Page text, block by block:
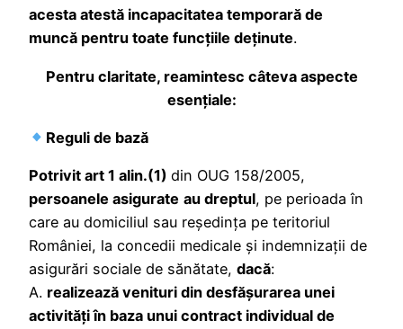
acesta atestă incapacitatea temporară de
muncă pentru toate funcțiile deținute.
Pentru claritate, reamintesc câteva aspecte
esențiale:
Reguli de bază
Potrivit art 1 alin.(1) din OUG 158/2005,
persoanele asigurate au dreptul, pe perioada în
care au domiciliul sau reşedinţa pe teritoriul
României, la concedii medicale şi indemnizaţii de
asigurări sociale de sănătate, dacă:
A. realizează venituri din desfăşurarea unei
activităţi în baza unui contract individual de